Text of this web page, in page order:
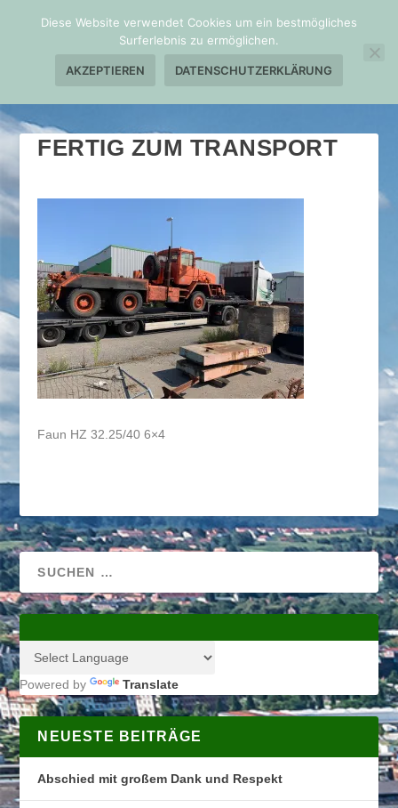
FERTIG ZUM TRANSPORT
Faun HZ 32.25/40 6×4
Powered by Translate
NEUESTE BEITRÄGE
Abschied mit großem Dank und Respekt
Diese Website verwendet Cookies um ein bestmögliches
Surferlebnis zu ermöglichen.
AKZEPTIEREN DATENSCHUTZERKLÄRUNG